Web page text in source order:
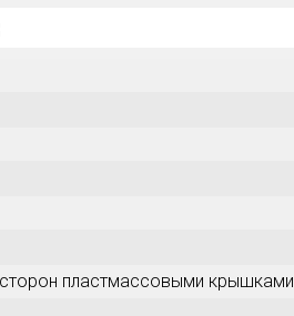
пластмассовыми крышками